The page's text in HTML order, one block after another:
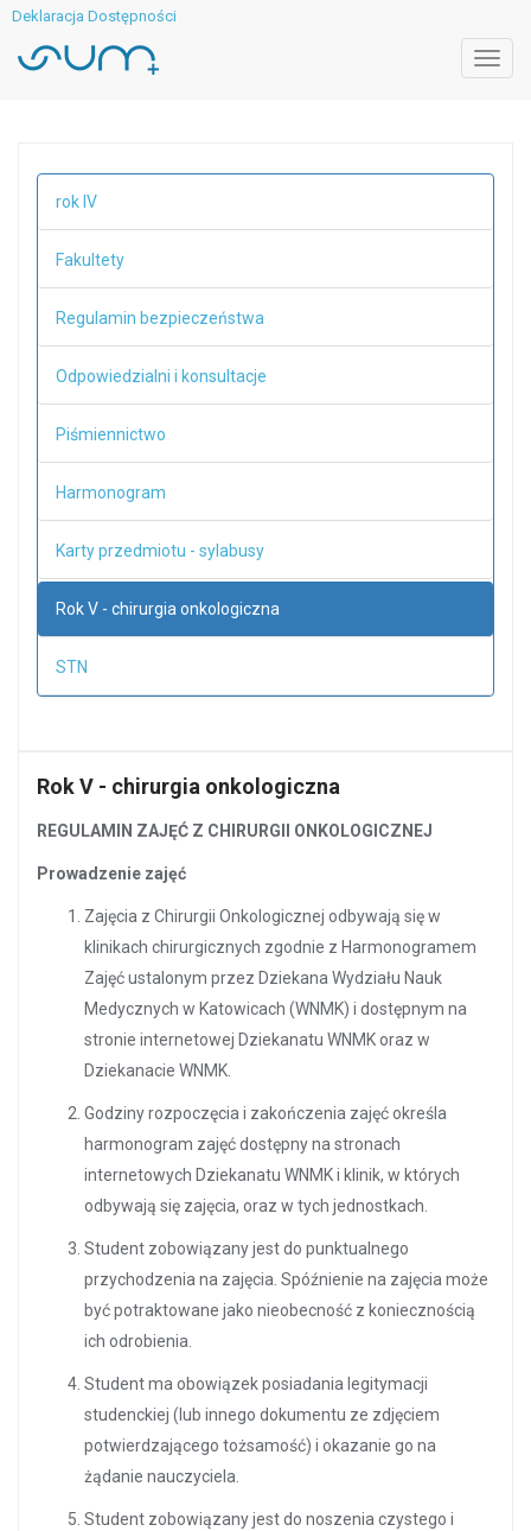
Deklaracja Dostępności
rok IV
Fakultety
Regulamin bezpieczeństwa
Odpowiedzialni i konsultacje
Piśmiennictwo
Harmonogram
Karty przedmiotu - sylabusy
Rok V - chirurgia onkologiczna
STN
Rok V - chirurgia onkologiczna
REGULAMIN ZAJĘĆ Z CHIRURGII ONKOLOGICZNEJ
Prowadzenie zajęć
Zajęcia z Chirurgii Onkologicznej odbywają się w
klinikach chirurgicznych zgodnie z Harmonogramem
Zajęć ustalonym przez Dziekana Wydziału Nauk
Medycznych w Katowicach (WNMK) i dostępnym na
stronie internetowej Dziekanatu WNMK oraz w
Dziekanacie WNMK.
Godziny rozpoczęcia i zakończenia zajęć określa
harmonogram zajęć dostępny na stronach
internetowych Dziekanatu WNMK i klinik, w których
odbywają się zajęcia, oraz w tych jednostkach.
Student zobowiązany jest do punktualnego
przychodzenia na zajęcia. Spóźnienie na zajęcia może
być potraktowane jako nieobecność z koniecznością
ich odrobienia.
Student ma obowiązek posiadania legitymacji
studenckiej (lub innego dokumentu ze zdjęciem
potwierdzającego tożsamość) i okazanie go na
żądanie nauczyciela.
Student zobowiązany jest do noszenia czystego i